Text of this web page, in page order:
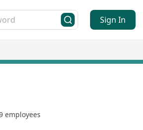
Sign In
employees